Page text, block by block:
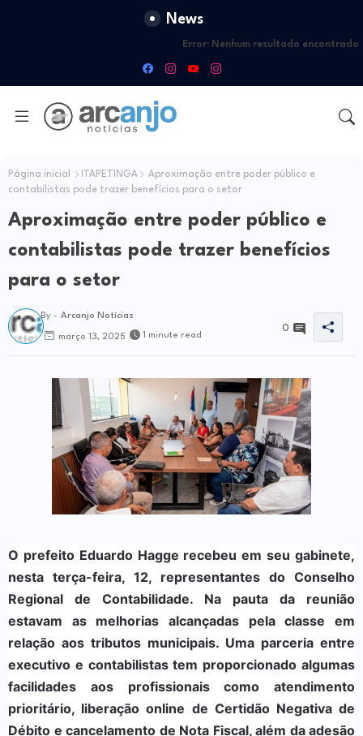
News
Error: Nenhum resultado encontrado
Página inicial ITAPETINGA
Aproximação entre poder público e
contabilistas pode trazer benefícios para o setor
Aproximação entre poder público e
contabilistas pode trazer benefícios
para o setor
By - Arcanjo Notícias
março 13, 2025 1 minute read
0
O prefeito Eduardo Hagge recebeu em seu gabinete,
nesta terça-feira, 12, representantes do Conselho
Regional de Contabilidade. Na pauta da reunião
estavam as melhorias alcançadas pela classe em
relação aos tributos municipais. Uma parceria entre
executivo e contabilistas tem proporcionado algumas
facilidades aos profissionais como atendimento
prioritário, liberação online de Certidão Negativa de
Débito e cancelamento de Nota Fiscal, além da adesão